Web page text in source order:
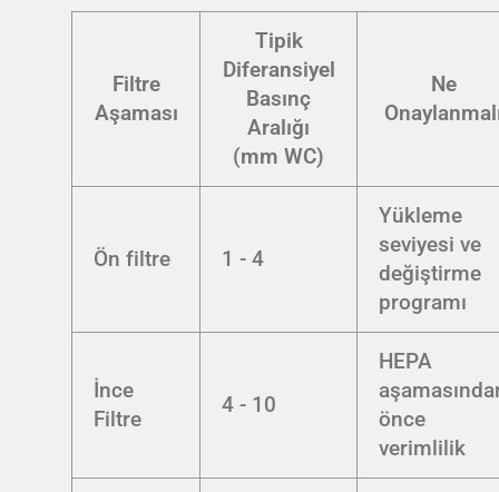
Filtre
Aşaması
Tipik
Diferansiyel
Basınç
Aralığı
(mm WC)
Ne
Ön filtre 1 - 4
Yükleme
seviyesi ve
değiştirme
programı
İnce
Filtre
4 - 10
HEPA
önce
verimlilik